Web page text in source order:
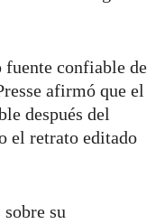
fuente confiable de
afirmó que el
después del
el retrato editado
su